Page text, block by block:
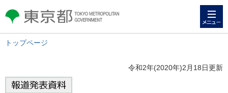
東京都 TOKYO METROPOLITAN
GOVERNMENT
トップページ
令和2年(2020年)2月18日更新